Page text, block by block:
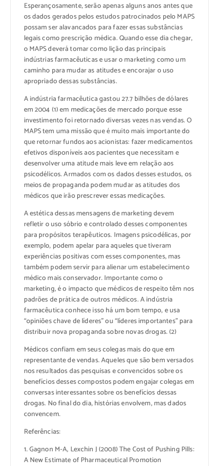
Esperançosamente, serão apenas alguns anos antes que
os dados gerados pelos estudos patrocinados pelo MAPS
possam ser alavancados para fazer essas substâncias
legais como prescrição médica. Quando esse dia chegar,
o MAPS deverá tomar como lição das principais
indústrias farmacêuticas e usar o marketing como um
caminho para mudar as atitudes e encorajar o uso
apropriado dessas substâncias.
A indústria farmacêutica gastou 27.7 bilhões de dólares
em 2004 (1) em medicações de mercado porque esse
investimento foi retornado diversas vezes nas vendas. O
MAPS tem uma missão que é muito mais importante do
que retornar fundos aos acionistas: fazer medicamentos
efetivos disponíveis aos pacientes que necessitam e
desenvolver uma atitude mais leve em relação aos
psicodélicos. Armados com os dados desses estudos, os
meios de propaganda podem mudar as atitudes dos
médicos que irão prescrever essas medicações.
A estética dessas mensagens de marketing devem
refletir o uso sóbrio e controlado desses componentes
para propósitos terapêuticos. Imagens psicodélicas, por
exemplo, podem apelar para aqueles que tiveram
experiências positivas com esses componentes, mas
também podem servir para alienar um estabelecimento
médico mais conservador. Importante como o
marketing, é o impacto que médicos de respeito têm nos
padrões de prática de outros médicos. A indústria
farmacêutica conhece isso há um bom tempo, e usa
“opiniões chave de líderes” ou “líderes importantes” para
distribuir nova propaganda sobre novas drogas. (2)
Médicos confiam em seus colegas mais do que em
representante de vendas. Aqueles que são bem versados
nos resultados das pesquisas e convencidos sobre os
benefícios desses compostos podem engajar colegas em
conversas interessantes sobre os benefícios dessas
drogas. No final do dia, histórias envolvem, mas dados
convencem.
Referências:
1. Gagnon M-A, Lexchin J (2008) The Cost of Pushing Pills:
A New Estimate of Pharmaceutical Promotion